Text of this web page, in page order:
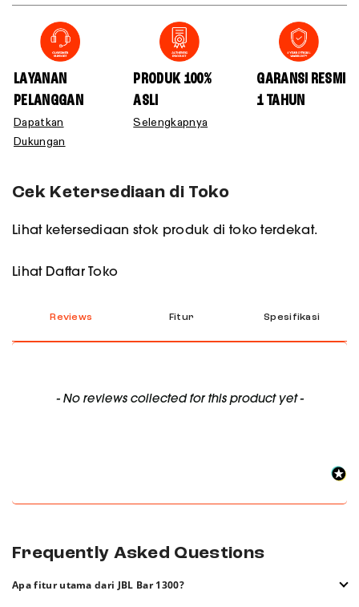
LAYANAN
PELANGGAN
Dapatkan
Dukungan
PRODUK 100%
ASLI
Selengkapnya
GARANSI RESMI
1 TAHUN
Cek Ketersediaan di Toko
Lihat ketersediaan stok produk di toko terdekat.
Lihat Daftar Toko
Reviews Fitur Spesifikasi
- No reviews collected for this product yet -
New content loaded
Frequently Asked Questions
Apa fitur utama dari JBL Bar 1300?